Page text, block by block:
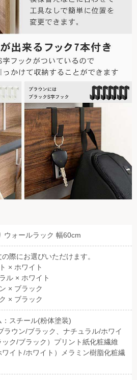
ウォールラック 幅60cm
際にお選びいただけます。
× ホワイト
ル × ホワイト
× ブラック
× ブラック
：スチール(粉体塗装)
ラウン/ブラック、ナチュラル/ホワイ
ック/ブラック）プリント紙化粧繊維
ワイト/ホワイト）メラミン樹脂化粧繊